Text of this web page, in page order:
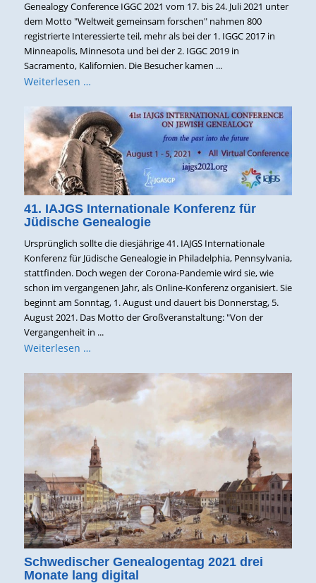
Genealogy Conference IGGC 2021 vom 17. bis 24. Juli 2021 unter
dem Motto "Weltweit gemeinsam forschen" nahmen 800
registrierte Interessierte teil, mehr als bei der 1. IGGC 2017 in
Minneapolis, Minnesota und bei der 2. IGGC 2019 in
Sacramento, Kalifornien. Die Besucher kamen ...
Weiterlesen …
41. IAJGS Internationale Konferenz für
Jüdische Genealogie
Ursprünglich sollte die diesjährige 41. IAJGS Internationale
Konferenz für Jüdische Genealogie in Philadelphia, Pennsylvania,
stattfinden. Doch wegen der Corona-Pandemie wird sie, wie
schon im vergangenen Jahr, als Online-Konferenz organisiert. Sie
beginnt am Sonntag, 1. August und dauert bis Donnerstag, 5.
August 2021. Das Motto der Großveranstaltung: "Von der
Vergangenheit in ...
Weiterlesen …
Schwedischer Genealogentag 2021 drei
Monate lang digital